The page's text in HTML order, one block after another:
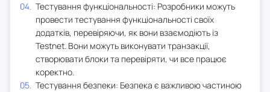
Тестування функціональності: Розробники можуть
провести тестування функціональності своїх
додатків, перевіряючи, як вони взаємодіють із
Testnet. Вони можуть виконувати транзакції,
створювати блоки та перевіряти, чи все працює
коректно.
Тестування безпеки: Безпека є важливою частиною